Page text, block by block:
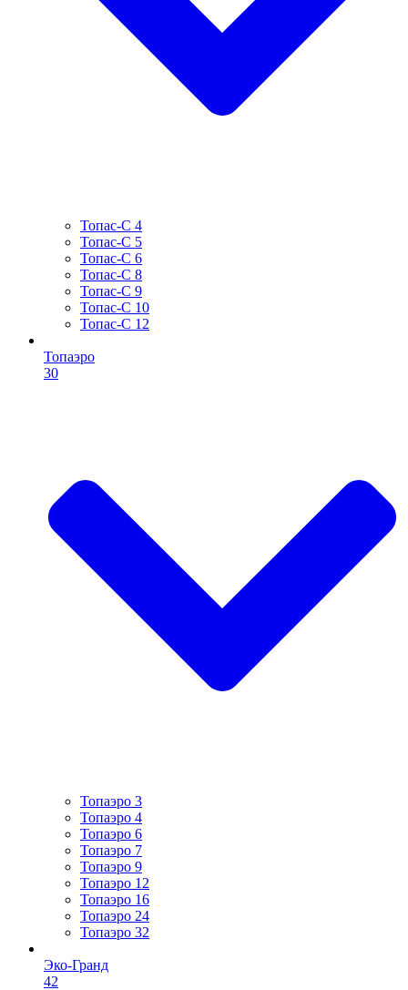
Топас-С 4
Топас-С 5
Топас-С 6
Топас-С 8
Топас-С 9
Топас-С 10
Топас-С 12
Топаэро
30
Топаэро 3
Топаэро 4
Топаэро 6
Топаэро 7
Топаэро 9
Топаэро 12
Топаэро 16
Топаэро 24
Топаэро 32
Эко-Гранд
42